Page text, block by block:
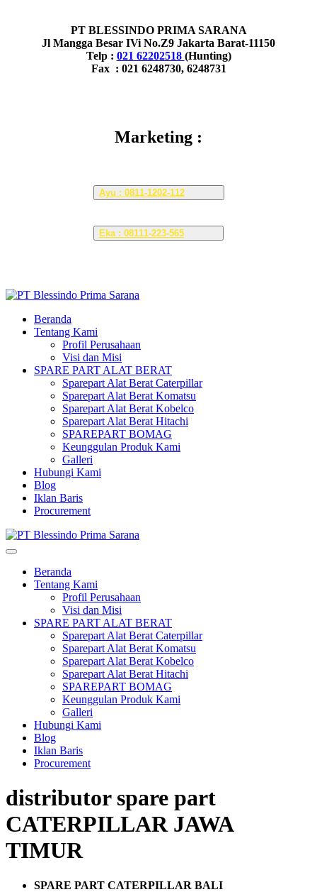
PT BLESSINDO PRIMA SARANA
Jl Mangga Besar IVi No.Z9 Jakarta Barat-11150
Telp : 021 62202518 (Hunting)
Fax : 021 6248730, 6248731
Marketing :
Ayu : 0811-1202-112
Eka : 08111-223-565
Beranda
Tentang Kami
Profil Perusahaan
Visi dan Misi
SPARE PART ALAT BERAT
Sparepart Alat Berat Caterpillar
Sparepart Alat Berat Komatsu
Sparepart Alat Berat Kobelco
Sparepart Alat Berat Hitachi
SPAREPART BOMAG
Keunggulan Produk Kami
Galleri
Hubungi Kami
Blog
Iklan Baris
Procurement
Beranda
Tentang Kami
Profil Perusahaan
Visi dan Misi
SPARE PART ALAT BERAT
Sparepart Alat Berat Caterpillar
Sparepart Alat Berat Komatsu
Sparepart Alat Berat Kobelco
Sparepart Alat Berat Hitachi
SPAREPART BOMAG
Keunggulan Produk Kami
Galleri
Hubungi Kami
Blog
Iklan Baris
Procurement
distributor spare part
CATERPILLAR JAWA
TIMUR
SPARE PART CATERPILLAR BALI